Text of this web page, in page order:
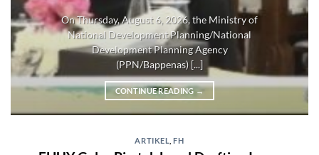
On Thursday, August 6, 2026, the Ministry of
National Development Planning/National
Development Planning Agency
(PPN/Bappenas) [...]
CONTINUE READING →
ARTIKEL ,FH